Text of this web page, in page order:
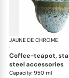
JAUNE DE CHROME
·
coffee-teapot, stainless
steel accessories
Capacity: 950 ml